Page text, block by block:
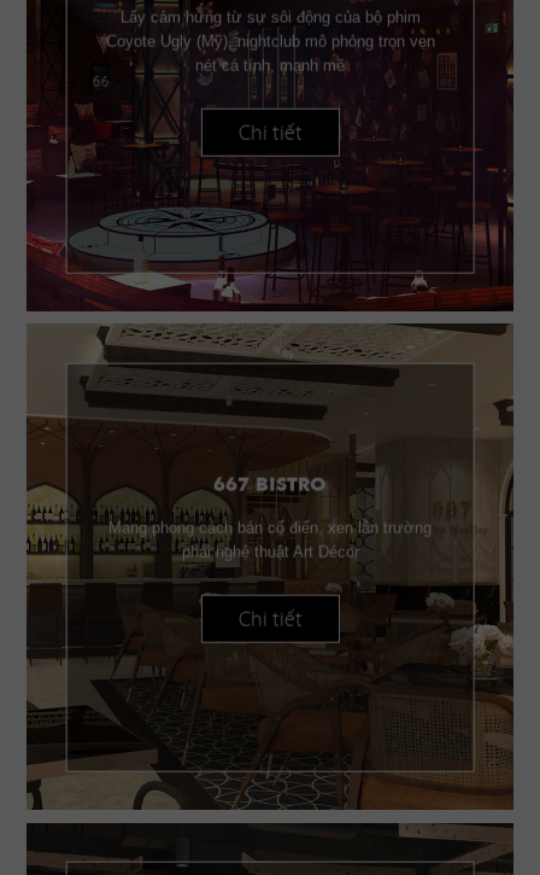
Lấy cảm hứng từ sự sôi động của bộ phim
Coyote Ugly (Mỹ), nightclub mô phỏng trọn vẹn
nét cá tính, mạnh mẽ
Chi tiết
667 BISTRO
Mang phong cách bán cổ điển, xen lẫn trường
phái nghệ thuật Art Décor
Chi tiết